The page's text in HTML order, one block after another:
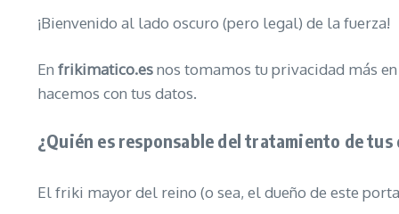
¡Bienvenido al lado oscuro (pero legal) de la fuerza!
En frikimatico.esnos tomamos tu privacidad más
hacemos con tus datos.
¿Quién es responsable del tratamiento de tus
El friki mayor del reino (o sea, el dueño de este